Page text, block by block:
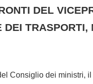
DEL
TRASPORTI,
dei ministri, il